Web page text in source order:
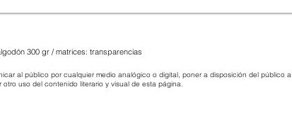
300 gr / matrices: transparencias
al público por cualquier medio analógico o digital, poner a disposición del público a
uso del contenido literario y visual de esta página.